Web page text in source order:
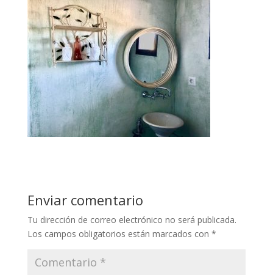
Enviar comentario
Tu dirección de correo electrónico no será publicada.
Los campos obligatorios están marcados con *